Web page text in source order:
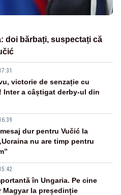
doi bărbați, suspectați că
victorie de senzație cu
Inter a câștigat derby-ul din
dur pentru Vučić la
nu are timp pentru
în Ungaria. Pe cine
Magyar la președinție